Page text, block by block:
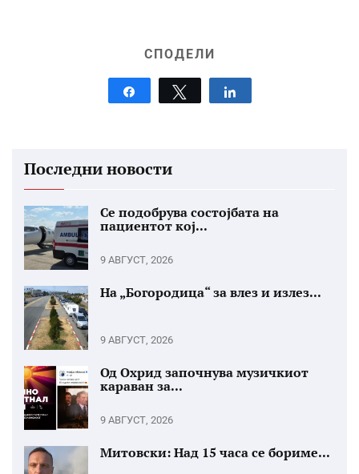
СПОДЕЛИ
Tweet
Последни новости
Се подобрува состојбата на
пациентот кој...
9 АВГУСТ, 2026
На „Богородица“ за влез и излез...
9 АВГУСТ, 2026
Од Охрид започнува музичкиот
караван за...
9 АВГУСТ, 2026
Митовски: Над 15 часа се бориме...